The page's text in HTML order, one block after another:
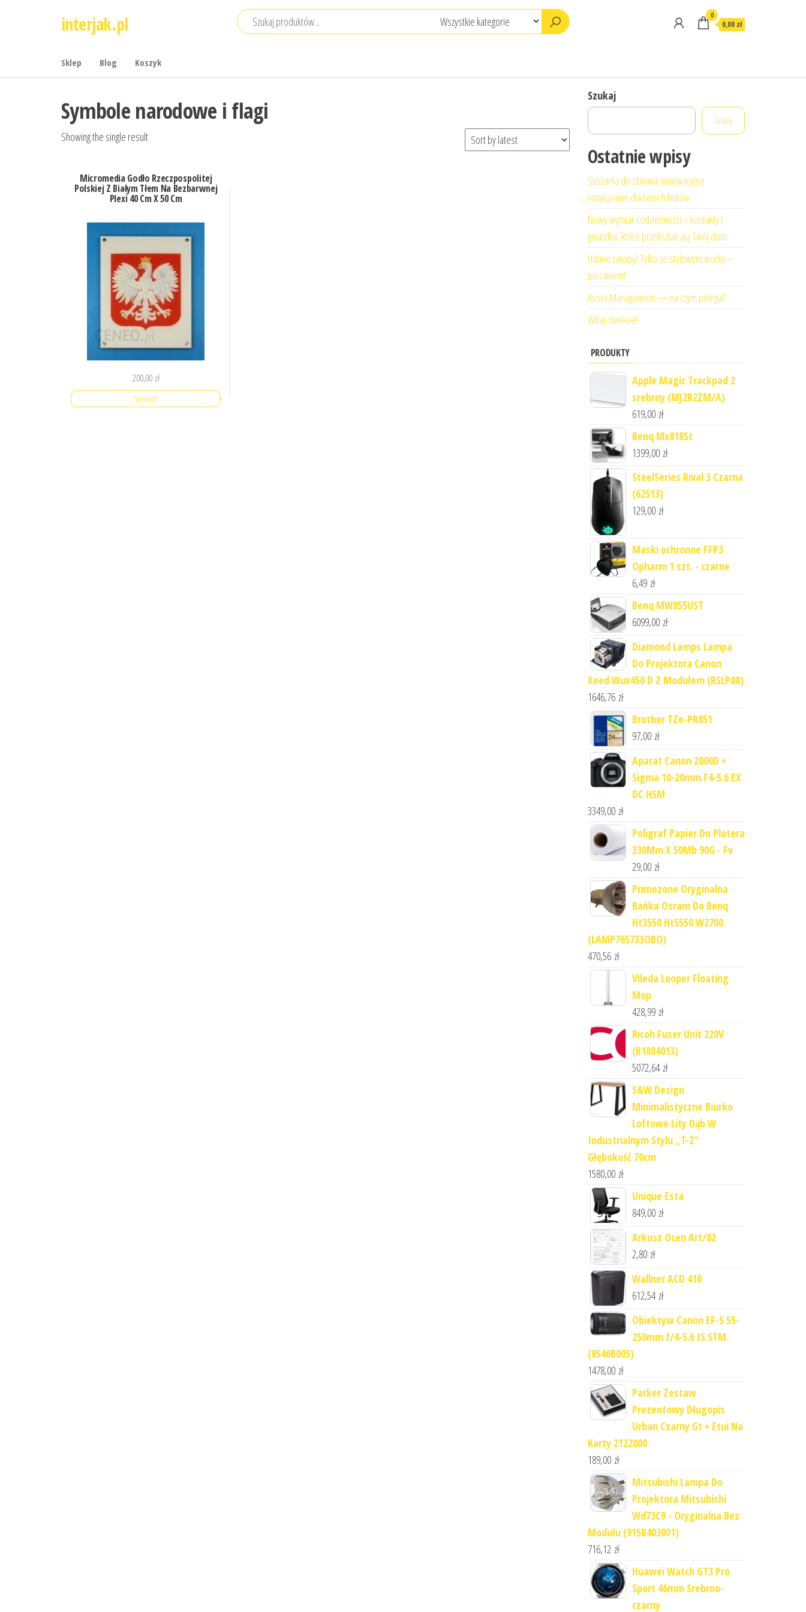
interjak.pl 0
0,00 zł
Sklep Blog Koszyk
Symbole narodowe i flagi
Showing the single result
Micromedia Godło Rzeczpospolitej
Polskiej Z Białym Tłem Na Bezbarwnej
Plexi 40 Cm X 50 Cm
200,00 zł
Sprawdź
Szukaj
Szukaj
Ostatnie wpisy
Suszarka do obuwia: innowacyjne
rozwiązanie dla twoich butów
Nowy wymiar codzienności – kontakty i
gniazdka, które przekształcają Twój dom
Udane zakupy? Tylko ze stylowym worko –
plecakiem!
Asset Management — na czym polega?
Witaj, świecie!
PRODUKTY
Apple Magic Trackpad 2
srebrny (MJ2R2ZM/A)
619,00 zł
Benq Mx818St
1399,00 zł
SteelSeries Rival 3 Czarna
(62513)
129,00 zł
Maski ochronne FFP3
Opharm 1 szt. - czarne
6,49 zł
Benq MW855UST
6099,00 zł
Diamond Lamps Lampa
Do Projektora Canon
Xeed Wux450 D Z Modułem (RSLP08)
1646,76 zł
Brother TZe-PR851
97,00 zł
Aparat Canon 2000D +
Sigma 10-20mm F4-5.6 EX
DC HSM
3349,00 zł
Poligraf Papier Do Plotera
330Mm X 50Mb 90G - Fv
29,00 zł
Primezone Oryginalna
Bańka Osram Do Benq
Ht3550 Ht5550 W2700
(LAMP765733OBO)
470,56 zł
Vileda Looper Floating
Mop
428,99 zł
Ricoh Fuser Unit 220V
(B1804013)
5072,64 zł
S&W Design
Minimalistyczne Biurko
Loftowe Lity Dąb W
Industrialnym Stylu ,,T-Z"
Głębokość 70cm
1580,00 zł
Unique Esta
849,00 zł
Arkusz Ocen Art/82
2,80 zł
Wallner ACD 410
612,54 zł
Obiektyw Canon EF-S 55-
250mm f/4-5.6 IS STM
(8546B005)
1478,00 zł
Parker Zestaw
Prezentowy Długopis
Urban Czarny Gt + Etui Na
Karty 2122000
189,00 zł
Mitsubishi Lampa Do
Projektora Mitsubishi
Wd73C9 - Oryginalna Bez
Modułu (915B403001)
716,12 zł
Huawei Watch GT3 Pro
Sport 46mm Srebrno-
czarny